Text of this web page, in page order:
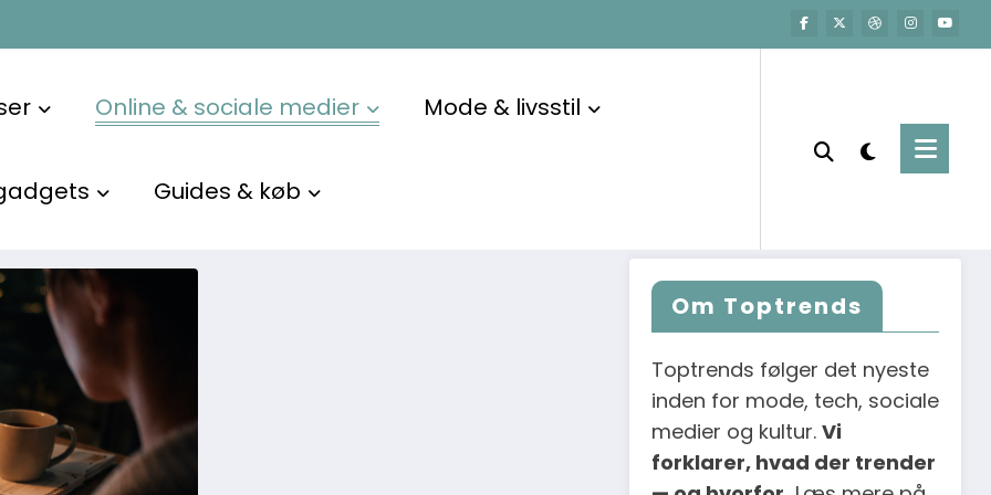
Online & sociale medier Mode & livsstil
Guides & køb
og Instagram til YouTube, X og nye platforme. Vi forklarer ikke bare
du kan spotte, om det er en kort hype eller noget, der faktisk
“sådan bruger du det”-greb.
og dårlige matches
Om Toptrends
Toptrends følger det nyeste
inden for mode, tech, sociale
medier og kultur. Vi
forklarer, hvad der trender